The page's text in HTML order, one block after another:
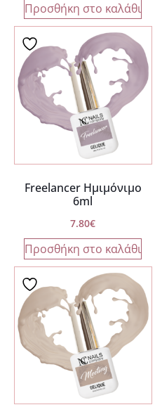
Προσθήκη στο καλάθι
Freelancer Ημιμόνιμο
6ml
7.80€
Προσθήκη στο καλάθι